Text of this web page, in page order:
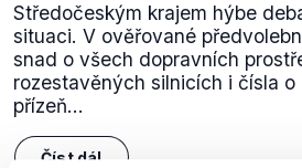
Středočeským krajem hýbe
situaci. V ověřované
snad o všech dopravních
rozestavěných silnicích i čísla o
přízeň...
Číst dál